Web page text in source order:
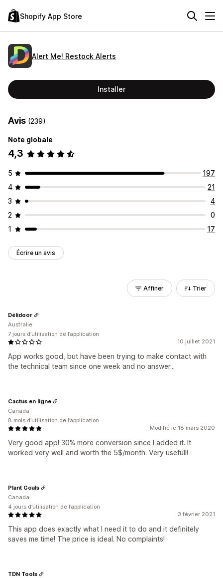
Shopify App Store
Alert Me! Restock Alerts
Installer
Avis (239)
Note globale
4,3
5
197
4
21
3
4
2
0
1
17
Écrire un avis
Affiner Trier
10 juillet 2021
App works good, but have been trying to make contact with
the technical team since one week and no answer...
Délidoor
Australie
7 jours d’utilisation de l’application
Modifié le 18 mars 2020
Very good app! 30% more conversion since I added it. It
worked very well and worth the 5$/month. Very usefull!
Cactus en ligne
Canada
8 mois d’utilisation de l’application
3 février 2021
This app does exactly what I need it to do and it definitely
saves me time! The price is ideal. No complaints!
Plant Goals
Canada
4 jours d’utilisation de l’application
TDN Tools